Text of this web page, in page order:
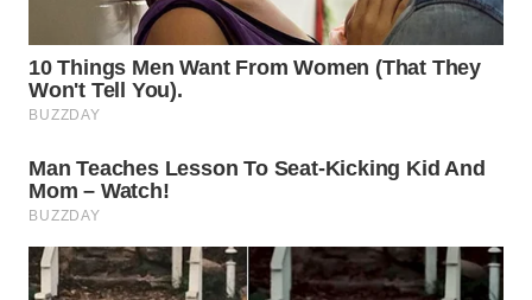
UMKM
WAHANA
WAHANA